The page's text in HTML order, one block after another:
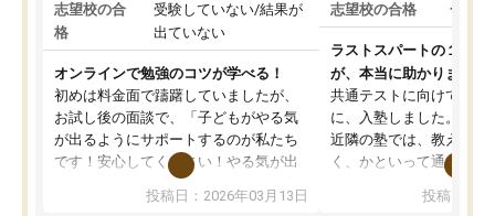
志望校の合
格
受験していない/結果が
出ていない
オンラインで勉強のコツが学べる！
初めは料金面で躊躇していましたが、
お試し後の面談で、「子どもがやる気
が出るようにサポートするのが私たち
です！安心してください！やる気が出
ないのは私たち講師の責任です」と言
ってくださり、確かに！と考えて、思
投稿日：2026年03月13日
志望校の合格 合格
ラストスパートの１か月
が、本当に助かりました
共通テストに向けての追
に、入塾しました。田舎
近隣の塾では、教えても
く、かといって通うには
可能なので本当に助か
投稿日：